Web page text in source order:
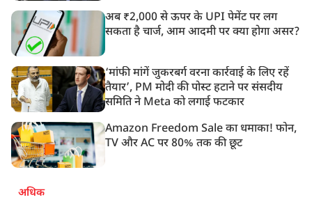
अब ₹2,000 से ऊपर के UPI पेमेंट पर लग
सकता है चार्ज, आम आदमी पर क्या होगा असर?
‘मांफी मांगें जुकरबर्ग वरना कार्रवाई के लिए रहें
तैयार’, PM मोदी की पोस्ट हटाने पर संसदीय
समिति ने Meta को लगाई फटकार
Amazon Freedom Sale का धमाका! फोन,
TV और AC पर 80% तक की छूट
अधिक